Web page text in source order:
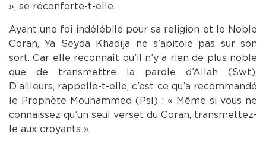
», se réconforte-t-elle.
Ayant une foi indélébile pour sa religion et le Noble
Coran, Ya Seyda Khadija ne s’apitoie pas sur son
sort. Car elle reconnaît qu’il n’y a rien de plus noble
que de transmettre la parole d’Allah (Swt).
D’ailleurs, rappelle-t-elle, c’est ce qu’a recommandé
le Prophète Mouhammed (Psl) : « Même si vous ne
connaissez qu’un seul verset du Coran, transmettez-
le aux croyants ».